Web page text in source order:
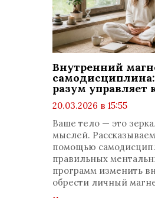
Внутренний
разум управляет
20.03.2026 в 15:55
комментариев: 0
Ваше тело — это
мыслей.
помощью
правильных
программ изменить
обрести личный